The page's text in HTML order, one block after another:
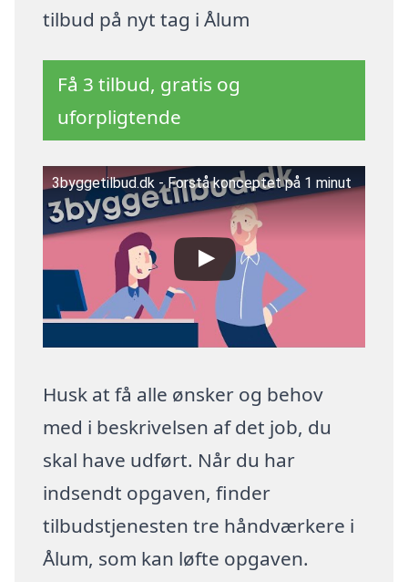
tilbud på nyt tag i Ålum
Få 3 tilbud, gratis og
uforpligtende
3byggetilbud.dk - Forstå konceptet på 1 minut
Husk at få alle ønsker og behov
med i beskrivelsen af det job, du
skal have udført. Når du har
indsendt opgaven, finder
tilbudstjenesten tre håndværkere i
Ålum, som kan løfte opgaven.